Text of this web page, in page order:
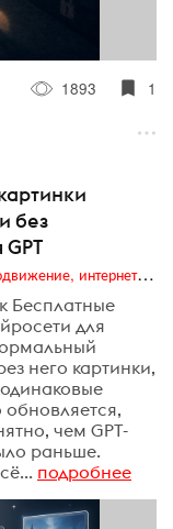
1893 1
без
Digital (web-дизайн, интернет-реклама и продвижение, интернет-сообщества и блоги, интернет-коммуникации, мобильный маркетинг, реклама на цифровых экранах)
Бесплатные
для
него картинки,
чем GPT-
раньше.
подробнее